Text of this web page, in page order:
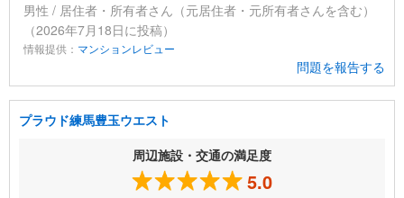
男性 / 居住者・所有者さん（元居住者・元所有者さんを含む）
（2026年7月18日に投稿）
情報提供： マンションレビュー
問題を報告する
プラウド練馬豊玉ウエスト
周辺施設・交通の満足度
5.0